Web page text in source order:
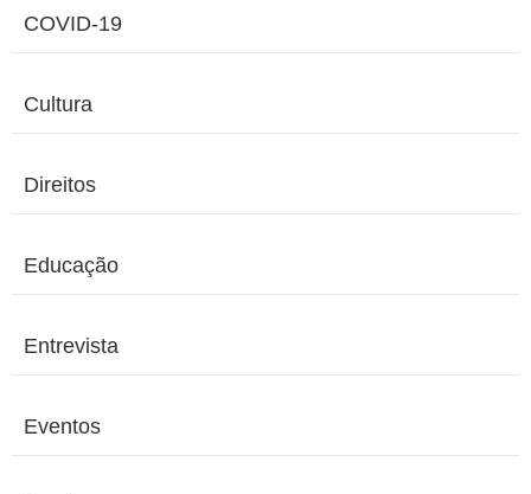
COVID-19
Cultura
Direitos
Educação
Entrevista
Eventos